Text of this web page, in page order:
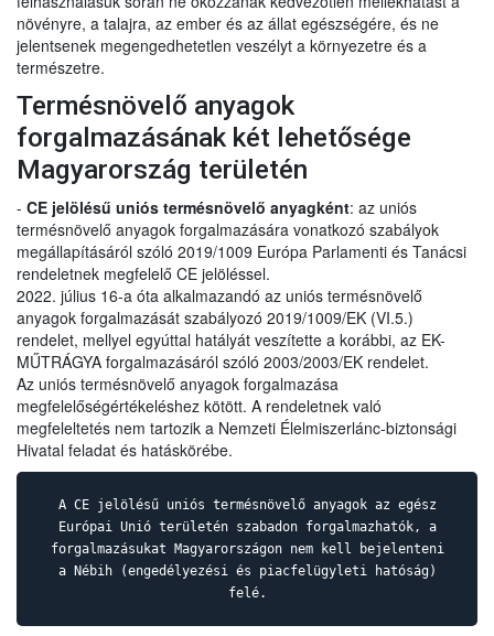
növényre, a talajra, az ember és az állat egészségére, és ne
jelentsenek megengedhetetlen veszélyt a környezetre és a
természetre.
Termésnövelő anyagok
forgalmazásának két lehetősége
Magyarország területén
- CE jelölésű uniós termésnövelő anyagként: az uniós
termésnövelő anyagok forgalmazására vonatkozó szabályok
megállapításáról szóló 2019/1009 Európa Parlamenti és Tanácsi
rendeletnek megfelelő CE jelöléssel.
2022. július 16-a óta alkalmazandó az uniós termésnövelő
anyagok forgalmazását szabályozó 2019/1009/EK (VI.5.)
rendelet, mellyel egyúttal hatályát veszítette a korábbi, az EK-
MŰTRÁGYA forgalmazásáról szóló 2003/2003/EK rendelet.
Az uniós termésnövelő anyagok forgalmazása
megfelelőségértékeléshez kötött. A rendeletnek való
megfeleltetés nem tartozik a Nemzeti Élelmiszerlánc-biztonsági
Hivatal feladat és hatáskörébe.
A CE jelölésű uniós termésnövelő anyagok az egész
Európai Unió területén szabadon forgalmazhatók, a
forgalmazásukat Magyarországon nem kell bejelenteni
a Nébih (engedélyezési és piacfelügyleti hatóság)
felé.